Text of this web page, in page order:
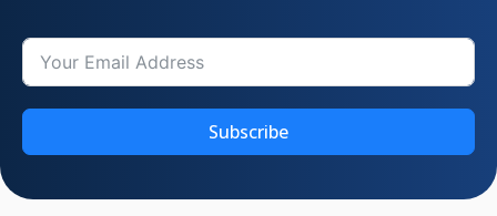
Subscribe